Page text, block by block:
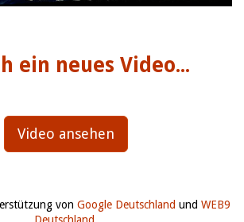
ein neues Video...
Video ansehen
von Google Deutschland und WEB9